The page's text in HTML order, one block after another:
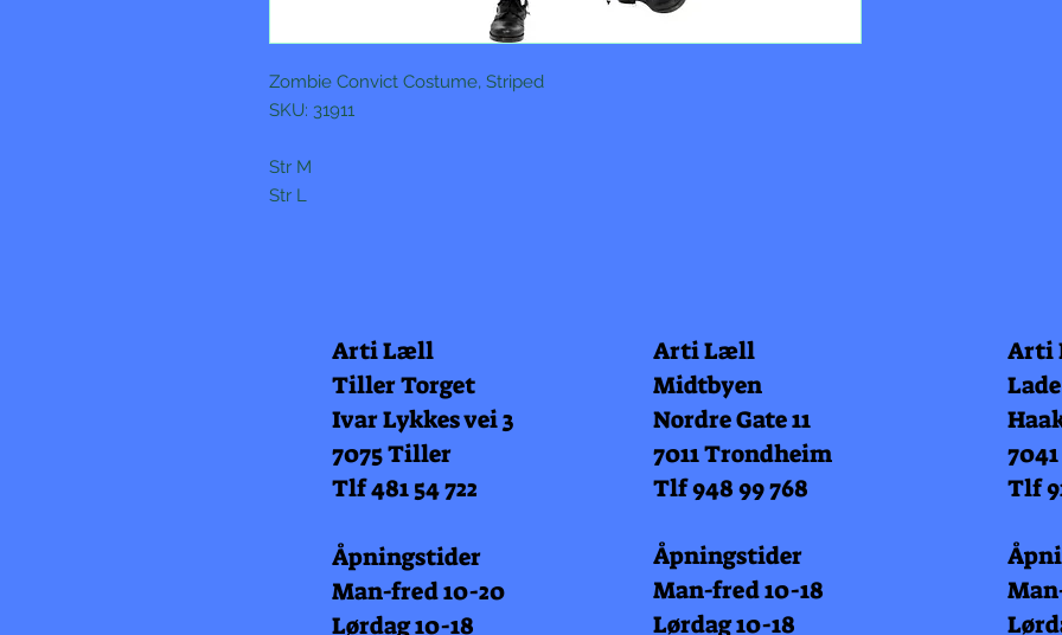
Zombie Convict Costume, Striped
SKU: 31911
Str M
Str L
Arti Læll
Tiller Torget
Ivar Lykkes vei 3
7075 Tiller
Tlf 481 54 722
Åpningstider
Man-fred 10-20
Lørdag 10-18
Arti Læll
Midtbyen
Nordre Gate 11
7011 Trondheim
Tlf 948 99 768
Åpningstider
Man-fred 10-18
Lørdag 10-18
Arti
Tlf